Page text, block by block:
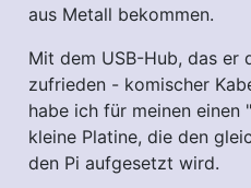
aus Metall bekommen.
Mit dem USB-Hub, das er
zufrieden - komischer
habe ich für meinen
kleine Platine, die den
den Pi aufgesetzt wird.